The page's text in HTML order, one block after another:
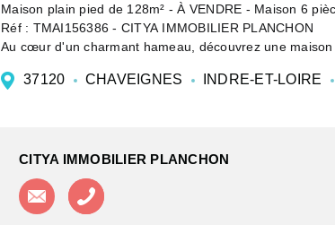
Maison plain pied de 128m² - À VENDRE - Maison 6
Réf : TMAI156386 - CITYA IMMOBILIER PLANCHON
Au cœur d'un charmant hameau, découvrez une
37120 CHAVEIGNES INDRE-ET-LOIRE
CITYA IMMOBILIER PLANCHON
Contacter l'agence